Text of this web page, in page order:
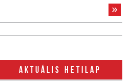
Aktuális hetilap